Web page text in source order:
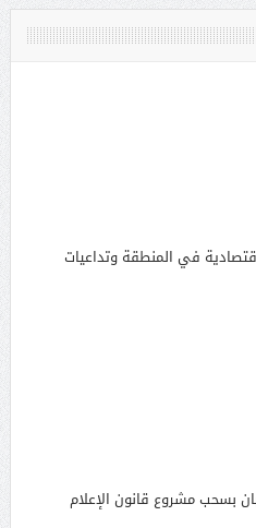
في المنطقة وتداعيات
بسحب مشروع قانون الإعلام